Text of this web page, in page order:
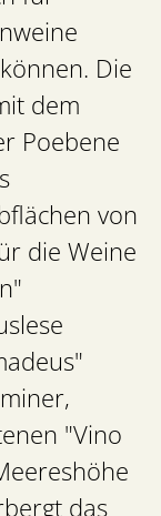
Die
dem
Poebene
von
die Weine
"Vino
das